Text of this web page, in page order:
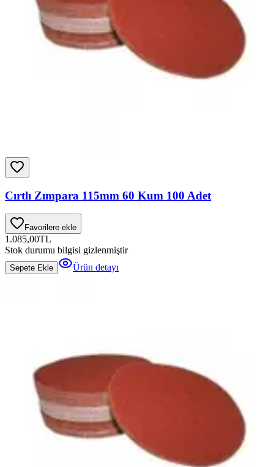
Cırtlı Zımpara 115mm 60 Kum 100 Adet
Favorilere ekle
1.085,00TL
Stok durumu bilgisi gizlenmiştir
Sepete Ekle Ürün detayı